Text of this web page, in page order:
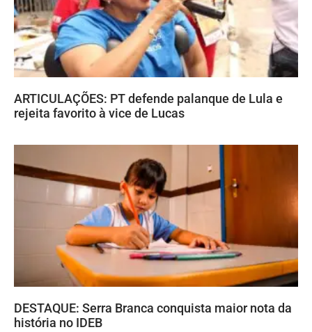
ARTICULAÇÕES: PT defende palanque de Lula e
rejeita favorito à vice de Lucas
DESTAQUE: Serra Branca conquista maior nota da
história no IDEB